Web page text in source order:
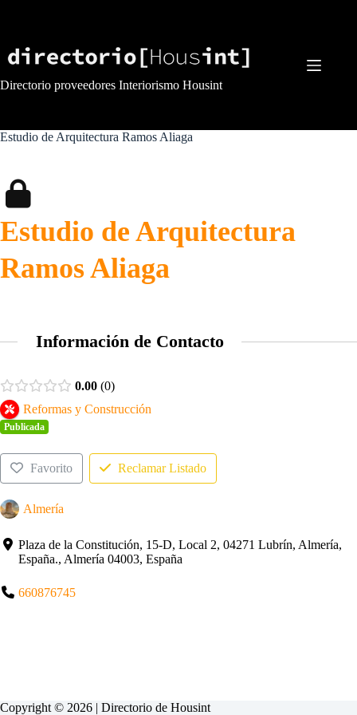
Directorio proveedores Interiorismo Housint
Estudio de Arquitectura Ramos Aliaga
Estudio de Arquitectura
Ramos Aliaga
Información de Contacto
0.00 0
Reformas y Construcción
Publicada
Favorito Reclamar Listado
Almería
Plaza de la Constitución, 15-D, Local 2, 04271 Lubrín, Almería,
España., Almería 04003, España
660876745
Copyright © 2026 | Directorio de Housint